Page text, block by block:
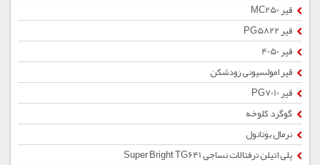
قیر MC250
قیر PG5822
قیر 4050
قیر امولسیونی زودشکن
قیر PG7010
گوگرد کلوخه
نرمال بوتانول
پلی اتیلن ترفتالات نساجی Super Bright TG641